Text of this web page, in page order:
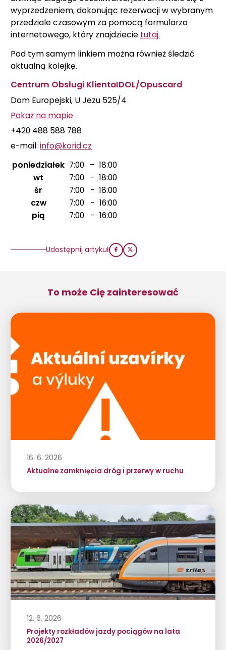
wyprzedzeniem, dokonując rezerwacji w wybranym
przedziale czasowym za pomocą formularza
internetowego, który znajdziecie tutaj.
Pod tym samym linkiem można również śledzić
aktualną kolejkę.
Centrum Obsługi KlientaIDOL/Opuscard
Dom Europejski, U Jezu 525/4
Pokaż na mapie
+420 488 588 788
e-mail: info@korid.cz
poniedziałek 7:00 – 18:00
wt
7:00 - 18:00
śr
7:00 - 18:00
czw
7:00 - 16:00
pią
7:00 - 16:00
Udostępnij artykuł
To może Cię zainteresować
16. 6. 2026
Aktualne zamknięcia dróg i przerwy w ruchu
12. 6. 2026
Projekty rozkładów jazdy pociągów na lata
2026/2027